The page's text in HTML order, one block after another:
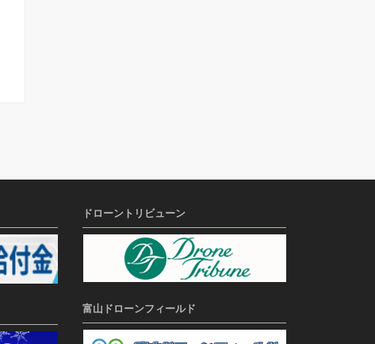
ドローントリビューン
富山ドローンフィールド